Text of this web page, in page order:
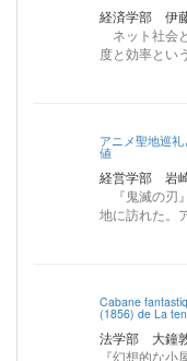
経済学部 伊
ネット社会
度と効率とい
アニメ聖地巡
値
経営学部 岩
『鬼滅の刃
地に訪れた。
Cabane
(1856) de La
法学部 大鐘
『幻想的な